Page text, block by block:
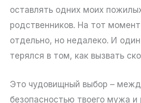
оставлять одних моих
родственников. На тот
отдельно, но недалеко. И
терялся в том, как вызвать
Это чудовищный выбор –
безопасностью твоего мужа и